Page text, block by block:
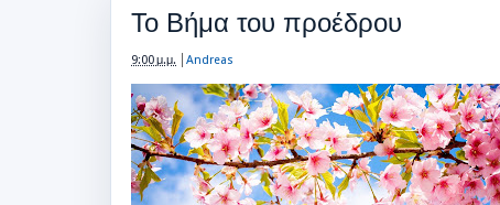
Το Βήμα του προέδρου
9:00 μ.μ. Andreas